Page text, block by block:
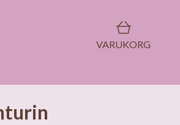
VARUKORG